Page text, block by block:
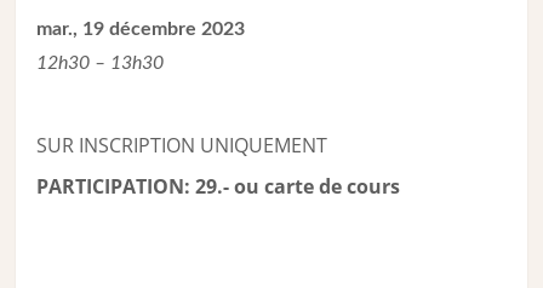
mar., 19 décembre 2023
12h30 – 13h30
SUR INSCRIPTION UNIQUEMENT
PARTICIPATION: 29.- ou carte de cours